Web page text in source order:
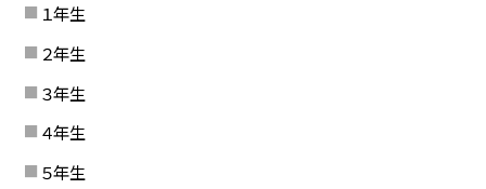
１年生
２年生
３年生
４年生
５年生